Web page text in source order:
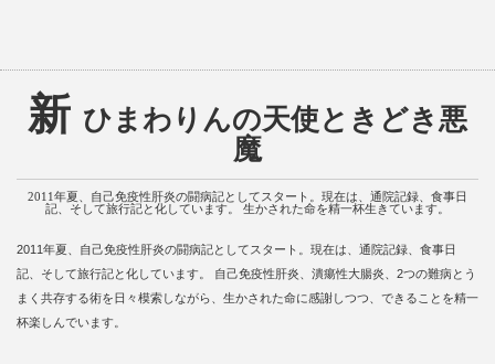
新 ひまわりんの天使ときどき悪
魔
2011年夏、自己免疫性肝炎の闘病記としてスタート。現在は、通院記録、食事日
記、そして旅行記と化しています。 生かされた命を精一杯生きています。
2011年夏、自己免疫性肝炎の闘病記としてスタート。現在は、通院記録、食事日
記、そして旅行記と化しています。 自己免疫性肝炎、潰瘍性大腸炎、2つの難病とう
まく共存する術を日々模索しながら、生かされた命に感謝しつつ、できることを精一
杯楽しんでいます。